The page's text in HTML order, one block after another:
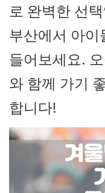
로 완벽한 선
부산에서 아
들어보세요.
와 함께 가기
합니다!